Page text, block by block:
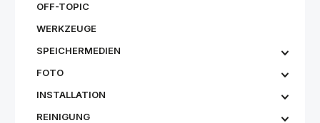
OFF-TOPIC
WERKZEUGE
SPEICHERMEDIEN
FOTO
INSTALLATION
REINIGUNG